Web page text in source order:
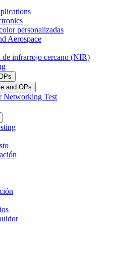
personalizadas
Aerospace
de infrarrojo cercano (NIR)
and OPs
Networking Test